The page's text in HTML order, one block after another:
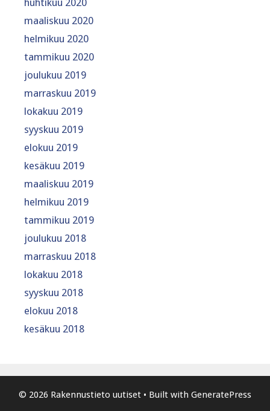
maaliskuu 2020
helmikuu 2020
tammikuu 2020
joulukuu 2019
marraskuu 2019
lokakuu 2019
syyskuu 2019
elokuu 2019
kesäkuu 2019
maaliskuu 2019
helmikuu 2019
tammikuu 2019
joulukuu 2018
marraskuu 2018
lokakuu 2018
syyskuu 2018
elokuu 2018
kesäkuu 2018
© 2026 Rakennustieto uutiset • Built with GeneratePress